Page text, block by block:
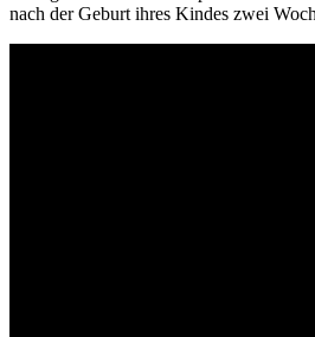
nach der Geburt ihres Kindes zwei